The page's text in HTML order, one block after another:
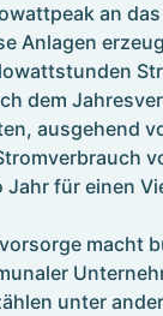
an
Anlagen
dem
ausgehend
für einen
macht
unter